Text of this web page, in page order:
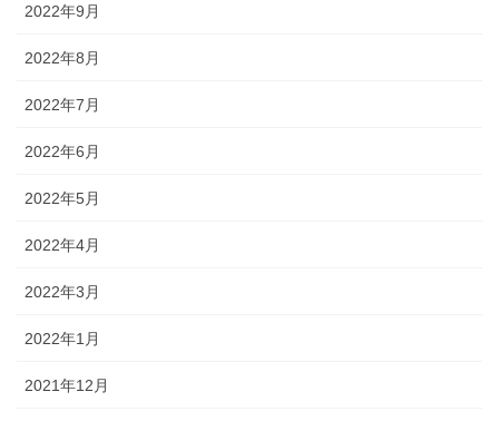
2022年9月
2022年8月
2022年7月
2022年6月
2022年5月
2022年4月
2022年3月
2022年1月
2021年12月